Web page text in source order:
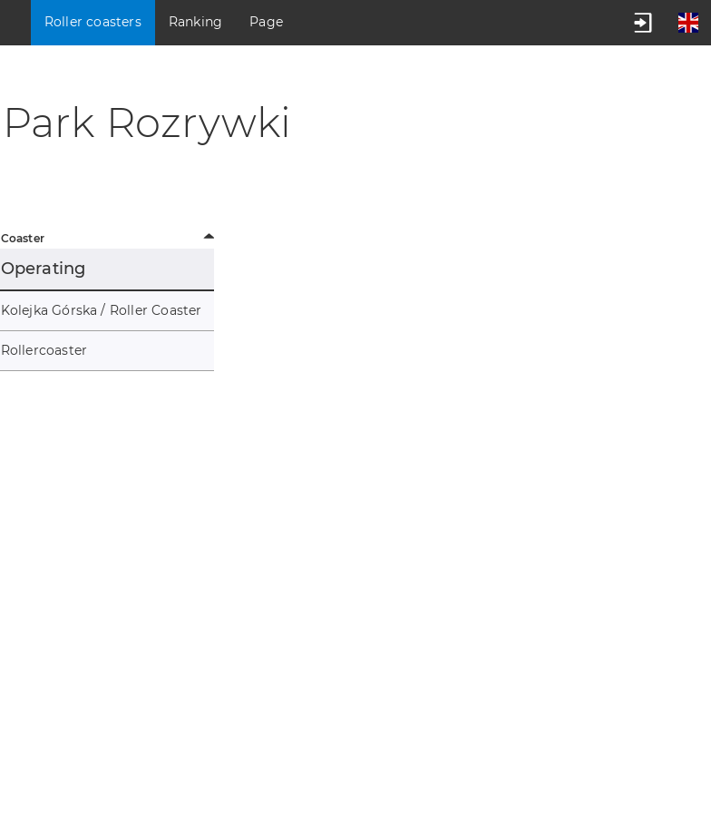
Roller coasters Ranking Page
Park Rozrywki
Coaster
Operating
Kolejka Górska / Roller Coaster
Rollercoaster